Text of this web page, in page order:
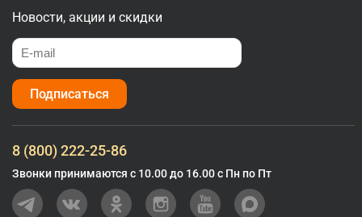
Новости, акции и скидки
Подписаться
8 (800) 222-25-86
Звонки принимаются с 10.00 до 16.00 с Пн по Пт